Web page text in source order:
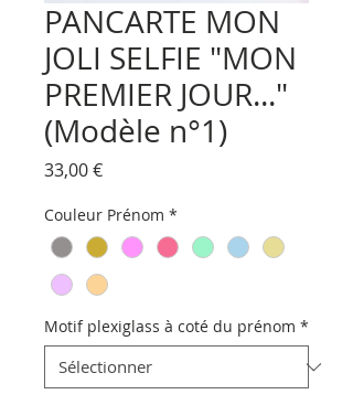
PANCARTE MON
JOLI SELFIE "MON
PREMIER JOUR..."
(Modèle n°1)
33,00 €Prix
Couleur Prénom *
Motif plexiglass à coté du prénom *